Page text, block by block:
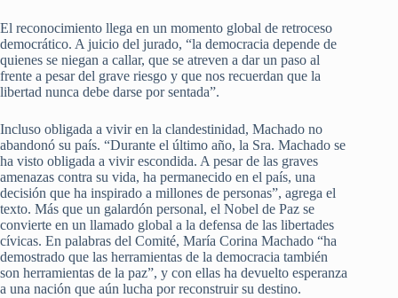
El reconocimiento llega en un momento global de retroceso
democrático. A juicio del jurado, “la democracia depende de
quienes se niegan a callar, que se atreven a dar un paso al
frente a pesar del grave riesgo y que nos recuerdan que la
libertad nunca debe darse por sentada”.
Incluso obligada a vivir en la clandestinidad, Machado no
abandonó su país. “Durante el último año, la Sra. Machado se
ha visto obligada a vivir escondida. A pesar de las graves
amenazas contra su vida, ha permanecido en el país, una
decisión que ha inspirado a millones de personas”, agrega el
texto. Más que un galardón personal, el Nobel de Paz se
convierte en un llamado global a la defensa de las libertades
cívicas. En palabras del Comité, María Corina Machado “ha
demostrado que las herramientas de la democracia también
son herramientas de la paz”, y con ellas ha devuelto esperanza
a una nación que aún lucha por reconstruir su destino.